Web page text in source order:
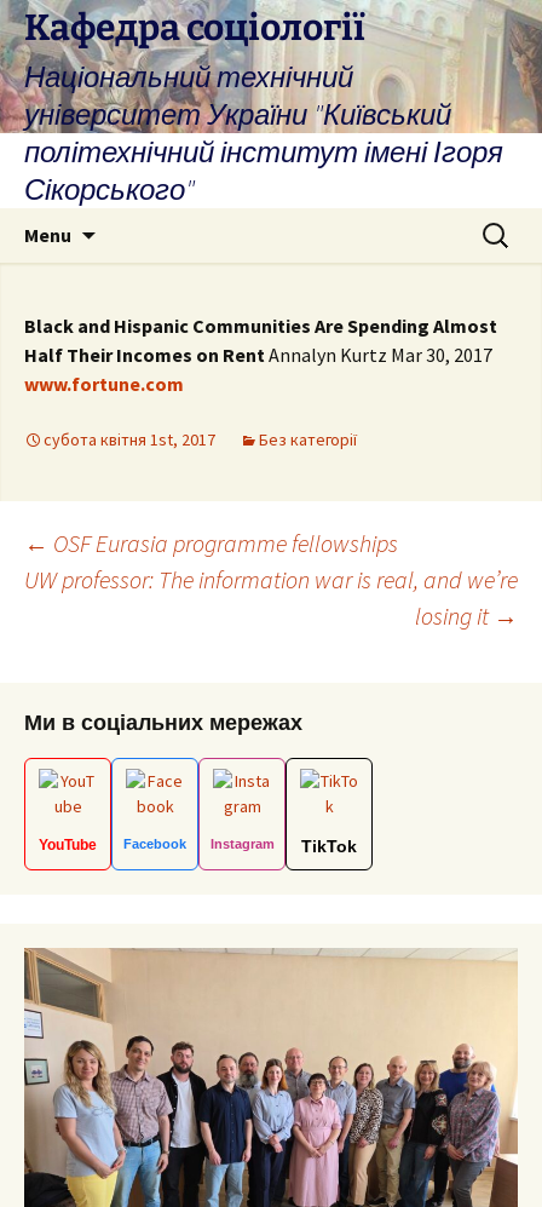
Skip
to
content
Кафедра соціології
Національний технічний
університет України "Київський
політехнічний інститут імені Ігоря
Сікорського"
Menu
Search
for:
Black and Hispanic Communities Are Spending Almost
Half Their Incomes on RentAnnalyn Kurtz Mar 30, 2017
www.fortune.com
субота квітня 1st, 2017 Без категорії
Post
← OSF Eurasia programme fellowships
UW professor: The information war is real, and we’re
losing it →
Ми в соціальних мережах
YouTube Facebook Instagram TikTok